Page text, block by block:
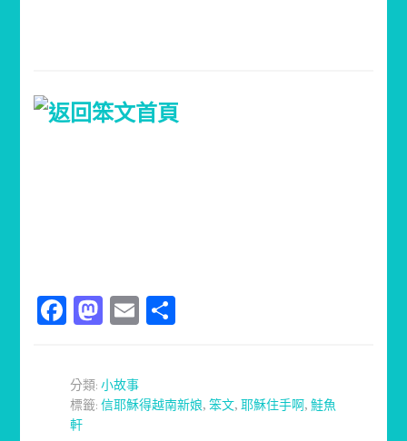
Facebook
Mastodon
Email
分類:小故事
標籤:信耶穌得越南新娘,笨文,耶穌住手啊,鮭魚
軒